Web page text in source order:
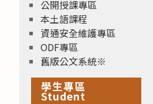
公開授課專區
本土語課程
資通安全維護專區
ODF專區
舊版公文系統※
學生專區
Student